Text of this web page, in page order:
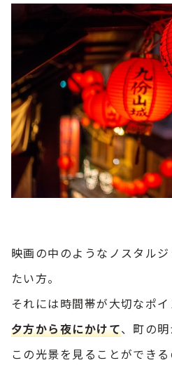
映画の中のようなノスタル
たい方。
それには時間帯が大切なポイ
夕方から夜にかけて、町の明
この光景を見ることができる